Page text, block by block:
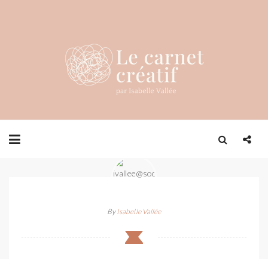
ByIsabelle Vallée